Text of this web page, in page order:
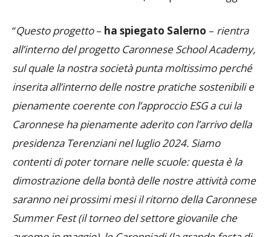
“Questo progetto– ha spiegato Salerno – rientra
all’interno del progetto Caronnese School Academy,
sul quale la nostra società punta moltissimo perché
inserita all’interno delle nostre pratiche sostenibili e
pienamente coerente con l’approccio ESG a cui la
Caronnese ha pienamente aderito con l’arrivo della
presidenza Terenziani nel luglio 2024. Siamo
contenti di poter tornare nelle scuole: questa è la
dimostrazione della bontà delle nostre attività come
saranno nei prossimi mesi il ritorno della Caronnese
Summer Fest (il torneo del settore giovanile che